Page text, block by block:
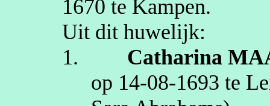
1670 te Kampen.
Uit dit huwelijk:
1.
Catharina
op 14‑08‑1693 te